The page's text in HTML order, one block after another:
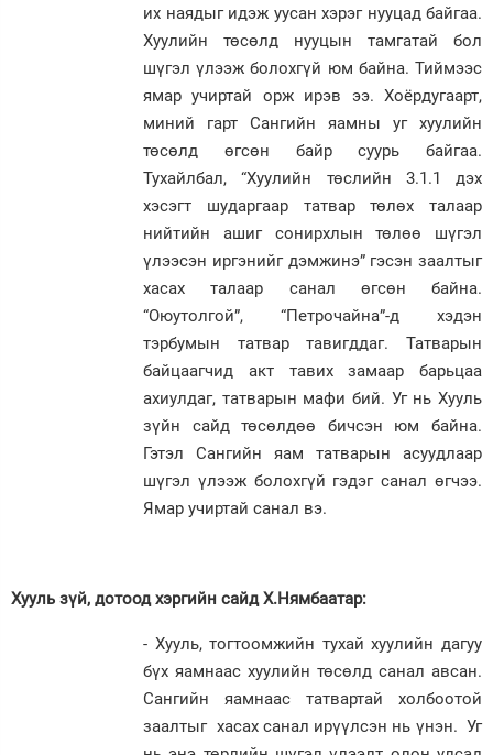
их наядыг идэж уусан хэрэг нууцад байгаа.
Хуулийн төсөлд нууцын тамгатай бол
шүгэл үлээж болохгүй юм байна. Тиймээс
ямар учиртай орж ирэв ээ. Хоёрдугаарт,
миний гарт Сангийн яамны уг хуулийн
төсөлд өгсөн байр суурь байгаа.
Тухайлбал, “Хуулийн төслийн 3.1.1 дэх
хэсэгт шударгаар татвар төлөх талаар
нийтийн ашиг сонирхлын төлөө шүгэл
үлээсэн иргэнийг дэмжинэ” гэсэн заалтыг
хасах талаар санал өгсөн байна.
“Оюутолгой”, “Петрочайна”-д хэдэн
тэрбумын татвар тавигддаг. Татварын
байцаагчид акт тавих замаар барьцаа
ахиулдаг, татварын мафи бий. Уг нь Хууль
зүйн сайд төсөлдөө бичсэн юм байна.
Гэтэл Сангийн яам татварын асуудлаар
шүгэл үлээж болохгүй гэдэг санал өгчээ.
Ямар учиртай санал вэ.
Хууль зүй, дотоод хэргийн сайд Х.Нямбаатар:
- Хууль, тогтоомжийн тухай хуулийн дагуу
бүх яамнаас хуулийн төсөлд санал авсан.
Сангийн яамнаас татвартай холбоотой
заалтыг хасах санал ирүүлсэн нь үнэн. Уг